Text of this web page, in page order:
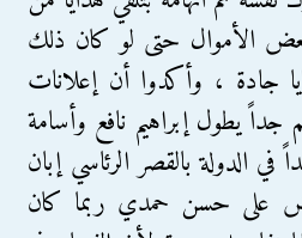
الأموال حتى لو كان ذلك
جادة ، وأكدوا أن إعلانات
يطول إبراهيم نافع وأسامة
الدولة بالقصر الرئاسي إبان
على حسن حمدي ربما كان